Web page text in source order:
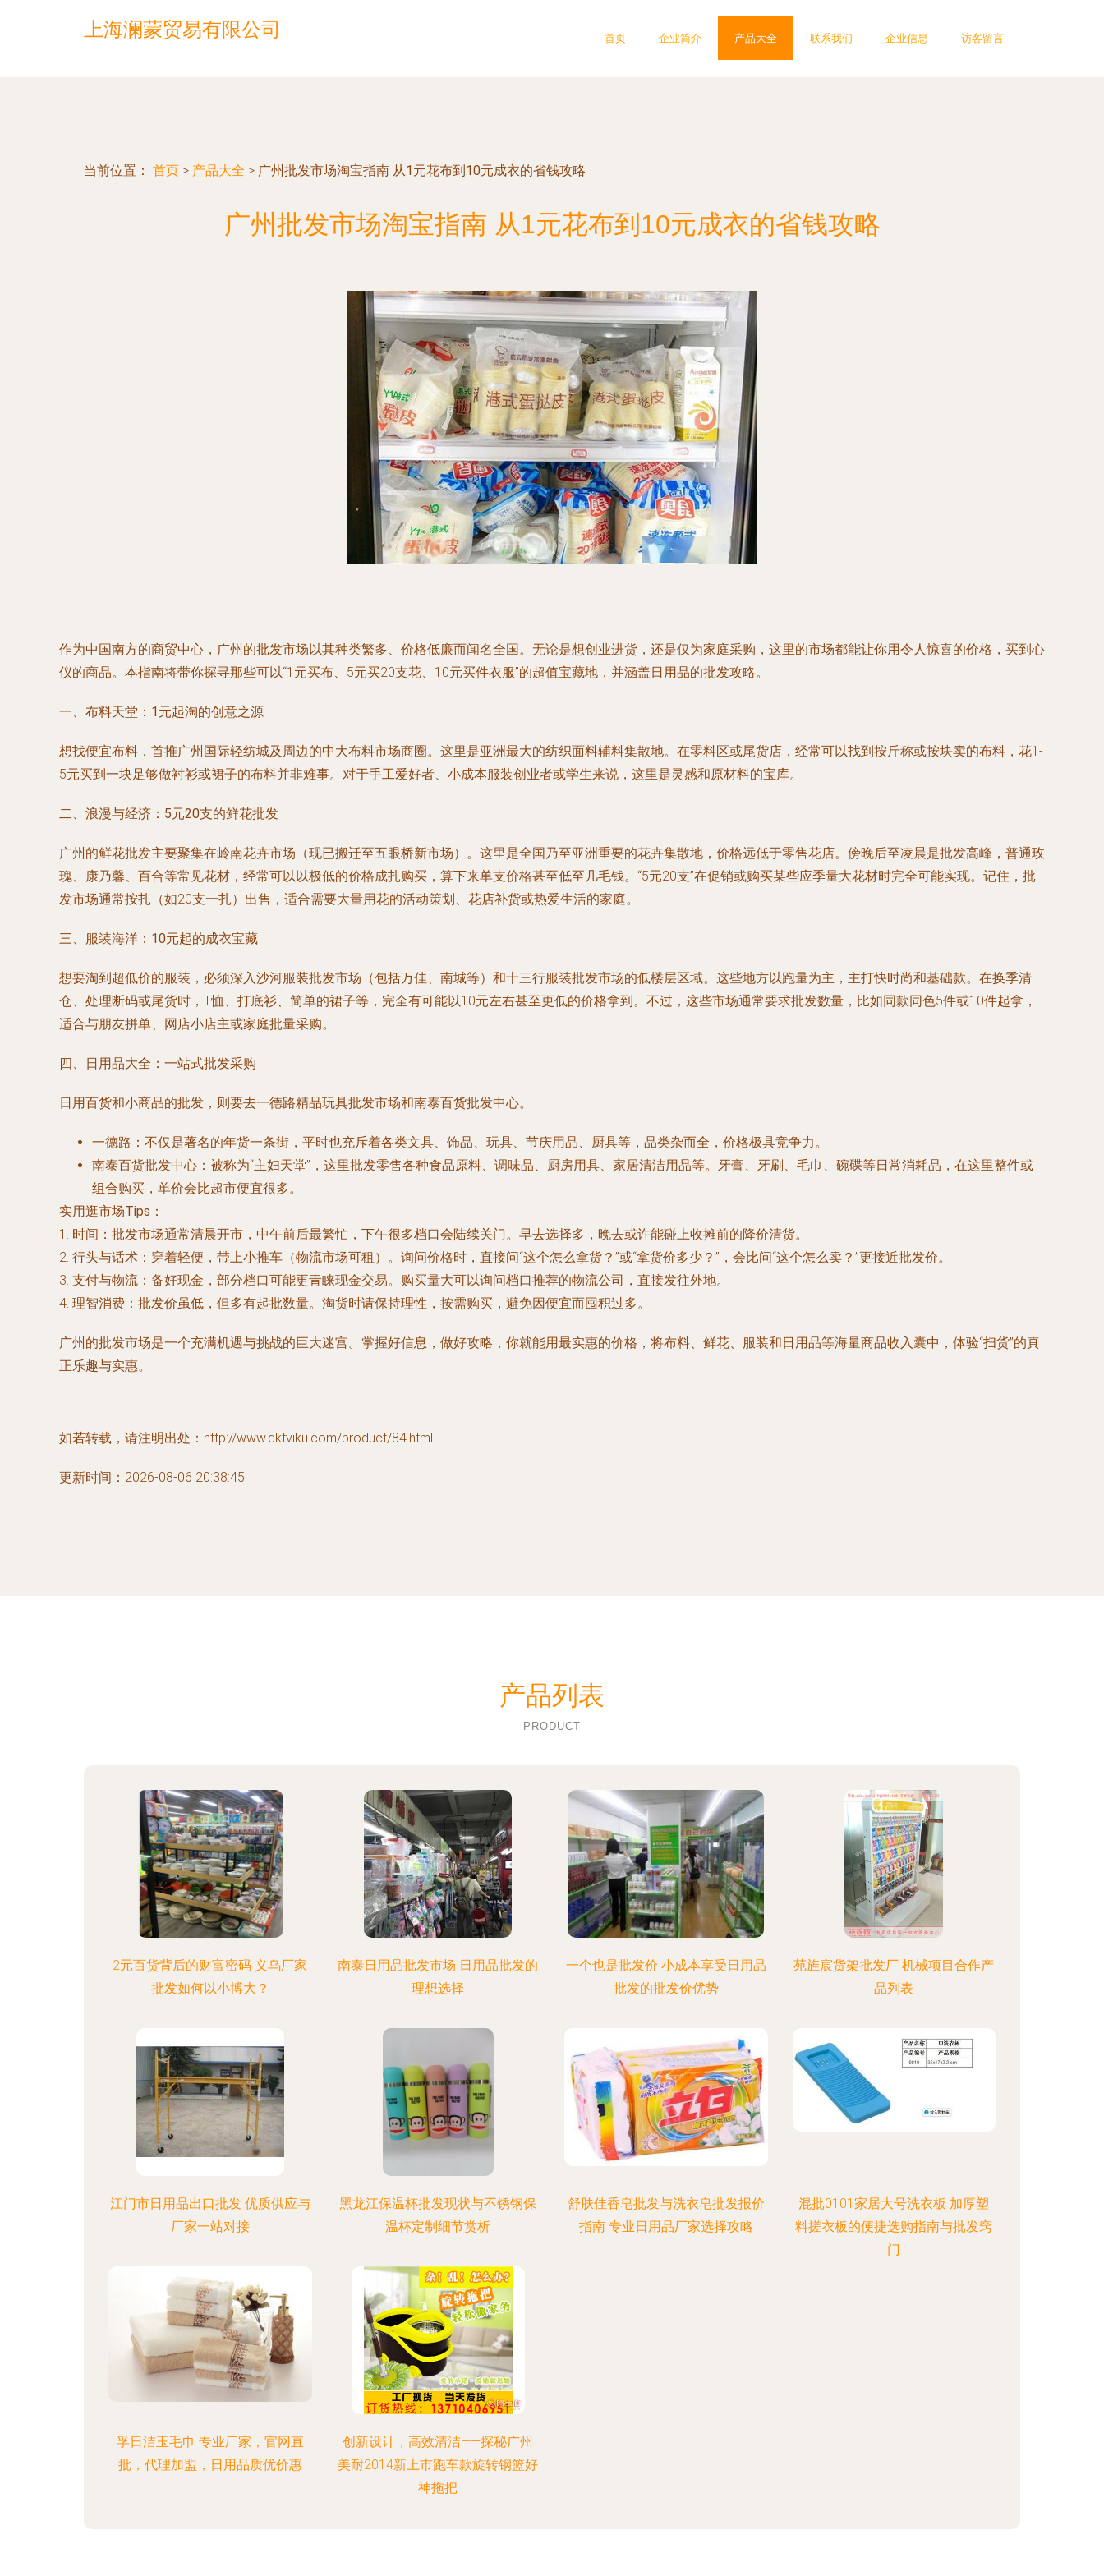
上海澜蒙贸易有限公司 首页 企业简介 产品大全 联系我们 企业信息 访客留言
当前位置： 首页 > 产品大全 > 广州批发市场淘宝指南 从1元花布到10元成衣的省钱攻略
广州批发市场淘宝指南 从1元花布到10元成衣的省钱攻略
作为中国南方的商贸中心，广州的批发市场以其种类繁多、价格低廉而闻名全国。无论是想创业进货，还是仅为家庭采购，这里的市场都能让你用令人惊喜的价格，买到心
仪的商品。本指南将带你探寻那些可以“1元买布、5元买20支花、10元买件衣服”的超值宝藏地，并涵盖日用品的批发攻略。
一、布料天堂：1元起淘的创意之源
想找便宜布料，首推广州国际轻纺城及周边的中大布料市场商圈。这里是亚洲最大的纺织面料辅料集散地。在零料区或尾货店，经常可以找到按斤称或按块卖的布料，花1-
5元买到一块足够做衬衫或裙子的布料并非难事。对于手工爱好者、小成本服装创业者或学生来说，这里是灵感和原材料的宝库。
二、浪漫与经济：5元20支的鲜花批发
广州的鲜花批发主要聚集在岭南花卉市场 （现已搬迁至五眼桥新市场）。这里是全国乃至亚洲重要的花卉集散地，价格远低于零售花店。傍晚后至凌晨是批发高峰，普通玫
瑰、康乃馨、百合等常见花材，经常可以以极低的价格成扎购买，算下来单支价格甚至低至几毛钱。“5元20支”在促销或购买某些应季量大花材时完全可能实现。记住，批
发市场通常按扎（如20支一扎）出售，适合需要大量用花的活动策划、花店补货或热爱生活的家庭。
三、服装海洋：10元起的成衣宝藏
想要淘到超低价的服装，必须深入沙河服装批发市场 （包括万佳、南城等）和十三行服装批发市场的低楼层区域。这些地方以跑量为主，主打快时尚和基础款。在换季清
仓、处理断码或尾货时，T恤、打底衫、简单的裙子等，完全有可能以10元左右甚至更低的价格拿到。不过，这些市场通常要求批发数量，比如同款同色5件或10件起拿，
适合与朋友拼单、网店小店主或家庭批量采购。
四、日用品大全：一站式批发采购
日用百货和小商品的批发，则要去一德路精品玩具批发市场和南泰百货批发中心。
一德路 ：不仅是著名的年货一条街，平时也充斥着各类文具、饰品、玩具、节庆用品、厨具等，品类杂而全，价格极具竞争力。
南泰百货批发中心 ：被称为“主妇天堂”，这里批发零售各种食品原料、调味品、厨房用具、家居清洁用品等。牙膏、牙刷、毛巾、碗碟等日常消耗品，在这里整件或
组合购买，单价会比超市便宜很多。
实用逛市场Tips：
1. 时间 ：批发市场通常清晨开市，中午前后最繁忙，下午很多档口会陆续关门。早去选择多，晚去或许能碰上收摊前的降价清货。
2. 行头与话术 ：穿着轻便，带上小推车（物流市场可租）。询问价格时，直接问“这个怎么拿货？”或“拿货价多少？”，会比问“这个怎么卖？”更接近批发价。
3. 支付与物流 ：备好现金，部分档口可能更青睐现金交易。购买量大可以询问档口推荐的物流公司，直接发往外地。
4. 理智消费 ：批发价虽低，但多有起批数量。淘货时请保持理性，按需购买，避免因便宜而囤积过多。
广州的批发市场是一个充满机遇与挑战的巨大迷宫。掌握好信息，做好攻略，你就能用最实惠的价格，将布料、鲜花、服装和日用品等海量商品收入囊中，体验“扫货”的真
正乐趣与实惠。
如若转载，请注明出处：http://www.qktviku.com/product/84.html
更新时间：2026-08-06 20:38:45
产品列表
PRODUCT
2元百货背后的财富密码 义乌厂家
批发如何以小博大？
南泰日用品批发市场 日用品批发的
理想选择
一个也是批发价 小成本享受日用品
批发的批发价优势
苑旌宸货架批发厂 机械项目合作产
品列表
江门市日用品出口批发 优质供应与
厂家一站对接
黑龙江保温杯批发现状与不锈钢保
温杯定制细节赏析
舒肤佳香皂批发与洗衣皂批发报价
指南 专业日用品厂家选择攻略
混批0101家居大号洗衣板 加厚塑
料搓衣板的便捷选购指南与批发窍
门
孚日洁玉毛巾 专业厂家，官网直
批，代理加盟，日用品质优价惠
创新设计，高效清洁——探秘广州
美耐2014新上市跑车款旋转钢篮好
神拖把